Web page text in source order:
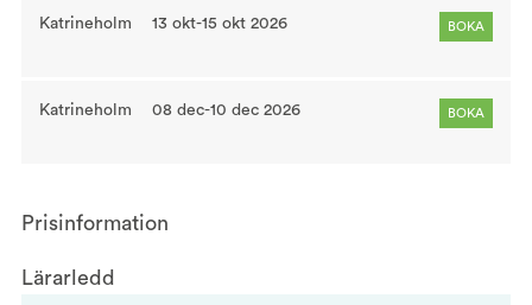
BOKA
Katrineholm 13 okt-15 okt 2026
BOKA
Katrineholm 08 dec-10 dec 2026
Prisinformation
Lärarledd